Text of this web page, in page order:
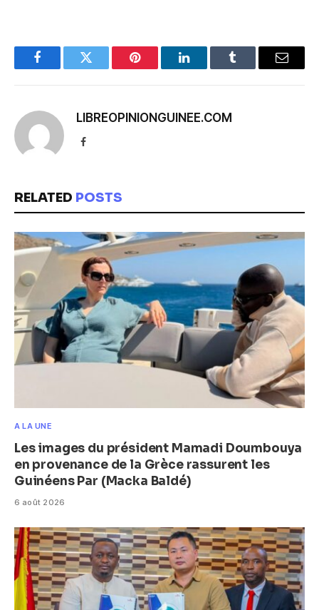
FacebookTwitter Pinterest LinkedInTumblr Email
LIBREOPINIONGUINEE.COM
Facebook
RELATED POSTS
A LA UNE
Les images du président Mamadi Doumbouya
en provenance de la Grèce rassurent les
Guinéens Par (Macka Baldé)
6 août 2026